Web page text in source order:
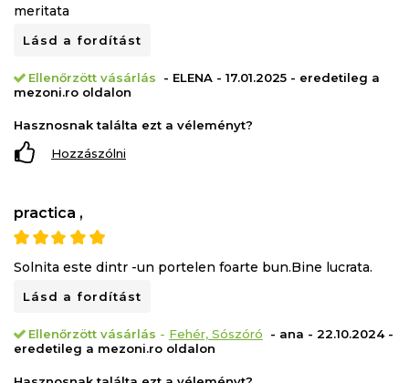
meritata
Lásd a fordítást
Ellenőrzött vásárlás
- ELENA - 17.01.2025 - eredetileg a
mezoni.ro oldalon
Hasznosnak találta ezt a véleményt?
Hozzászólni
practica ,
Solnita este dintr -un portelen foarte bun.Bine lucrata.
Lásd a fordítást
Ellenőrzött vásárlás - Fehér, Sószóró
- ana - 22.10.2024 -
eredetileg a mezoni.ro oldalon